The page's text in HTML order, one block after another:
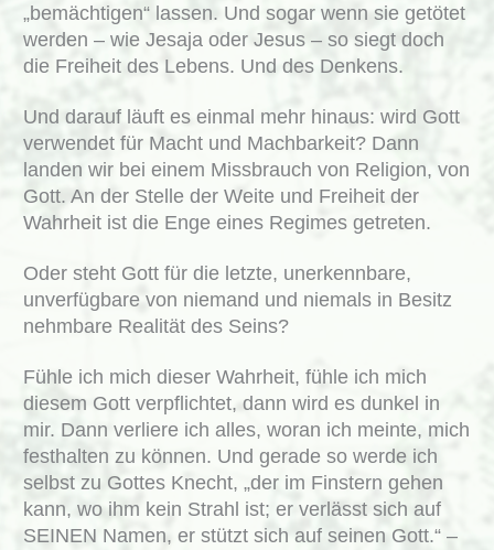
„bemächtigen“ lassen. Und sogar wenn sie getötet
werden – wie Jesaja oder Jesus – so siegt doch
die Freiheit des Lebens. Und des Denkens.
Und darauf läuft es einmal mehr hinaus: wird Gott
verwendet für Macht und Machbarkeit? Dann
landen wir bei einem Missbrauch von Religion, von
Gott. An der Stelle der Weite und Freiheit der
Wahrheit ist die Enge eines Regimes getreten.
Oder steht Gott für die letzte, unerkennbare,
unverfügbare von niemand und niemals in Besitz
nehmbare Realität des Seins?
Fühle ich mich dieser Wahrheit, fühle ich mich
diesem Gott verpflichtet, dann wird es dunkel in
mir. Dann verliere ich alles, woran ich meinte, mich
festhalten zu können. Und gerade so werde ich
selbst zu Gottes Knecht, „der im Finstern gehen
kann, wo ihm kein Strahl ist; er verlässt sich auf
SEINEN Namen, er stützt sich auf seinen Gott.“ –